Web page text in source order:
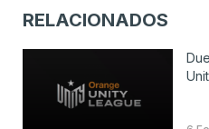
RELACIONADOS